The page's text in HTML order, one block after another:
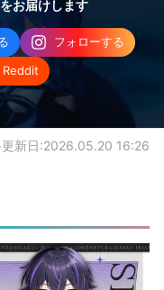
お届けします
フォローする
Reddit
更新日:2026.05.20 16:26